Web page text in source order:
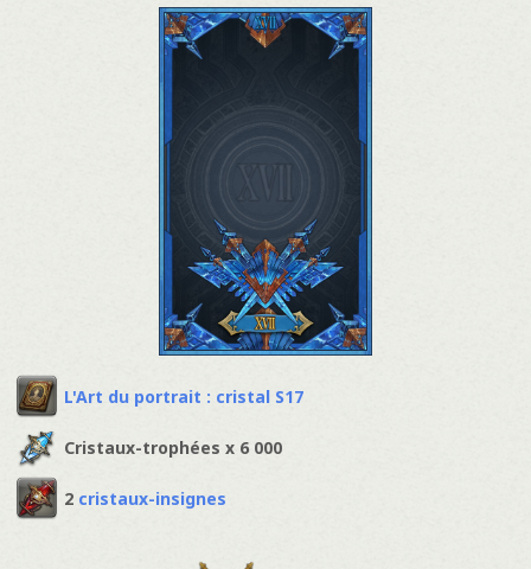
L'Art du portrait : cristal S17
Cristaux-trophées x 6 000
2 cristaux-insignes